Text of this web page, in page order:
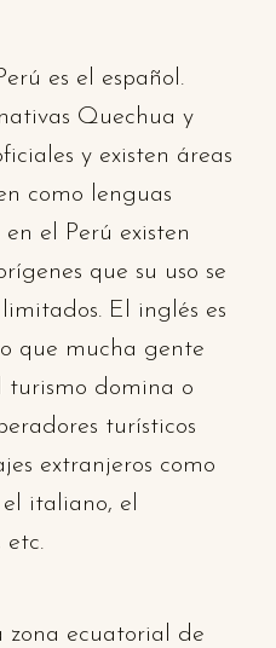
es el español.
Quechua y
y existen áreas
como lenguas
el Perú existen
que su uso se
El inglés es
que mucha gente
turismo domina o
turísticos
extranjeros como
italiano, el
etc.
zona ecuatorial de